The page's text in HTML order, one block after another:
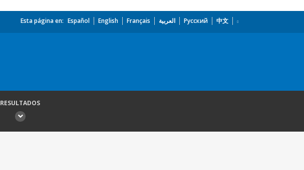
Esta página en: Español English Français العربية Русский 中文
RESULTADOS